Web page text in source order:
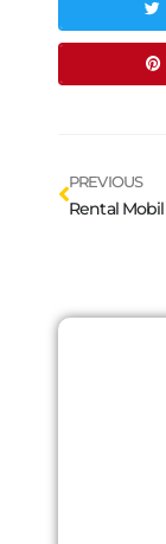
Prev
PREVIOUS